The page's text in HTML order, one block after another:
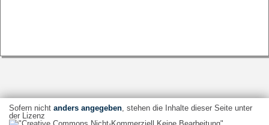
Sofern nicht anders angegeben, stehen die Inhalte dieser Seite unter
der Lizenz